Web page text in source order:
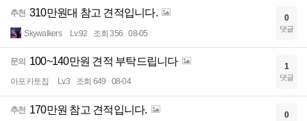
추천 310만원대 참고 견적입니다.
Skywalkers Lv.92 조회 356 08-05
0
댓글
문의 100~140만원 견적 부탁드립니다
아포카토칩 Lv.3 조회 649 08-04
1
댓글
추천 170만원 참고 견적입니다. 0